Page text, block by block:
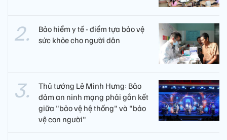
Bảo hiểm y tế - điểm tựa bảo vệ
sức khỏe cho người dân
Thủ tướng Lê Minh Hưng: Bảo
đảm an ninh mạng phải gắn kết
giữa "bảo vệ hệ thống" và "bảo
vệ con người"